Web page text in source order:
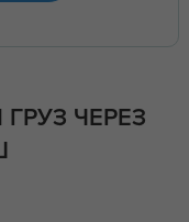
ЧЕРЕЗ